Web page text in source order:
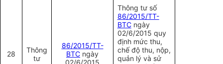
28
Thông
tư
86/2015/TT-
BTC ngày
02/6/2015
Thông tư số
86/2015/TT-
BTCngày
02/6/2015 quy
định mức thu,
chế độ thu, nộp,
quản lý và sử